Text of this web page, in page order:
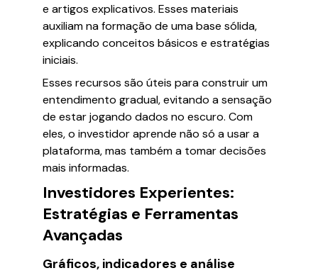
e artigos explicativos. Esses materiais
auxiliam na formação de uma base sólida,
explicando conceitos básicos e estratégias
iniciais.
Esses recursos são úteis para construir um
entendimento gradual, evitando a sensação
de estar jogando dados no escuro. Com
eles, o investidor aprende não só a usar a
plataforma, mas também a tomar decisões
mais informadas.
Investidores Experientes:
Estratégias e Ferramentas
Avançadas
Gráficos, indicadores e análise